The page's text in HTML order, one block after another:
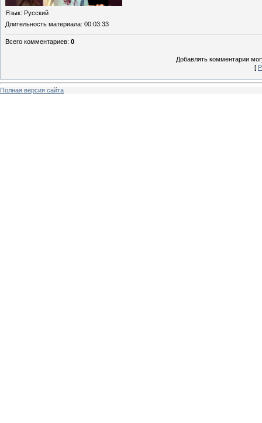
Язык: Русский
Длительность материала: 00:03:33
Всего комментариев: 0
Добавлять комментарии
[
Полная версия сайта